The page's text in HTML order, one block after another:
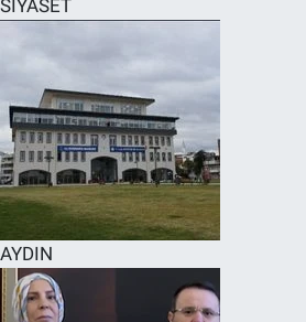
SİYASET
AYDIN
RESMİ İLANLAR